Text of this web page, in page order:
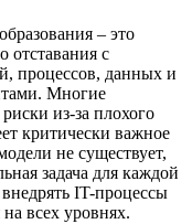
– это
отставания с
процессов, данных и
Многие
из-за плохого
критически важное
не существует,
задача для каждой
IT-процессы
всех уровнях.